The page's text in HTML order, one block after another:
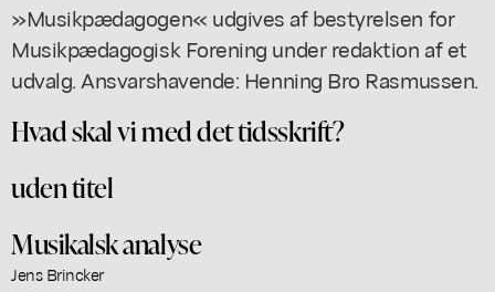
»Musikpædagogen« udgives af bestyrelsen for
Musikpædagogisk Forening under redaktion af et
udvalg. Ansvarshavende: Henning Bro Rasmussen.
Hvad skal vi med det tidsskrift?
uden titel
Musikalsk analyse
Jens Brincker